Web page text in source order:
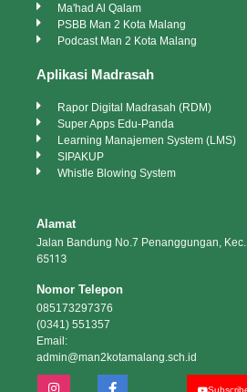
Ma'had Al Qalam
PSBB Man 2 Kota Malang
Podcast Man 2 Kota Malang
Aplikasi Madrasah
Rapor Digital Madrasah (RDM)
Super Apps Edu-Panda
Learning Manajemen System (LMS)
SIPAKUP
Whistle Blowing System
Alamat
Jalan Bandung No.7 Penanggungan, Kec.
65113
Nomor Telepon
085173297376
(0341) 551357
Email:
admin@man2kotamalang.sch.id